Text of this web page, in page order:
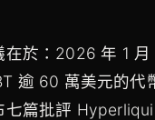
在於：2026 年 1
逾 60 萬美元的代
七篇批評